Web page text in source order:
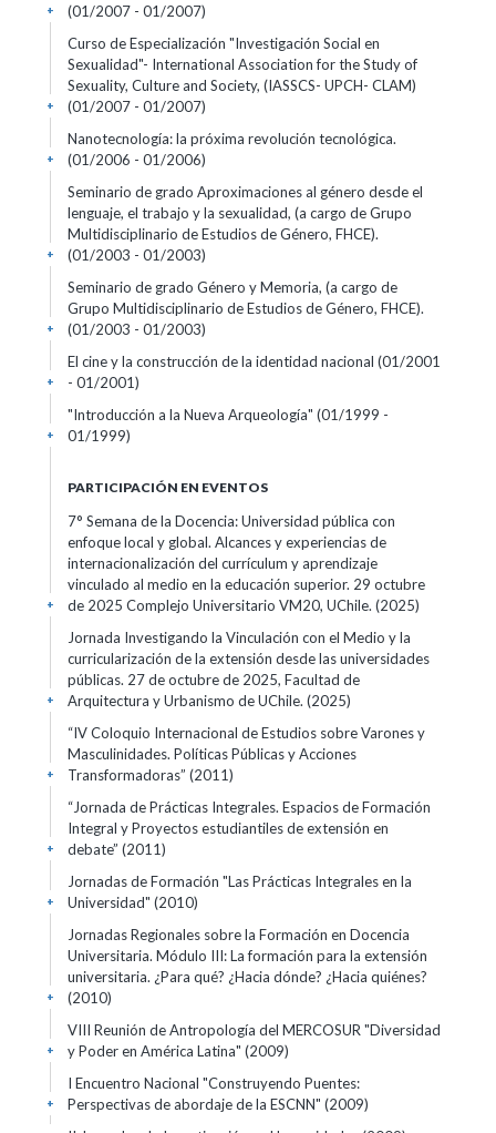
(01/2007 - 01/2007)
+
Curso de Especialización "Investigación Social en
Sexualidad"- International Association for the Study of
Sexuality, Culture and Society, (IASSCS- UPCH- CLAM)
(01/2007 - 01/2007)
+
Nanotecnología: la próxima revolución tecnológica.
(01/2006 - 01/2006)
+
Seminario de grado Aproximaciones al género desde el
lenguaje, el trabajo y la sexualidad, (a cargo de Grupo
Multidisciplinario de Estudios de Género, FHCE).
(01/2003 - 01/2003)
+
Seminario de grado Género y Memoria, (a cargo de
Grupo Multidisciplinario de Estudios de Género, FHCE).
(01/2003 - 01/2003)
+
El cine y la construcción de la identidad nacional (01/2001
- 01/2001)
+
"Introducción a la Nueva Arqueología" (01/1999 -
01/1999)
+
PARTICIPACIÓN EN EVENTOS
7° Semana de la Docencia: Universidad pública con
enfoque local y global. Alcances y experiencias de
internacionalización del currículum y aprendizaje
vinculado al medio en la educación superior. 29 octubre
de 2025 Complejo Universitario VM20, UChile. (2025)
+
Jornada Investigando la Vinculación con el Medio y la
curricularización de la extensión desde las universidades
públicas. 27 de octubre de 2025, Facultad de
Arquitectura y Urbanismo de UChile. (2025)
+
“IV Coloquio Internacional de Estudios sobre Varones y
Masculinidades. Políticas Públicas y Acciones
Transformadoras” (2011)
+
“Jornada de Prácticas Integrales. Espacios de Formación
Integral y Proyectos estudiantiles de extensión en
debate” (2011)
+
Jornadas de Formación "Las Prácticas Integrales en la
Universidad" (2010)
+
Jornadas Regionales sobre la Formación en Docencia
Universitaria. Módulo III: La formación para la extensión
universitaria. ¿Para qué? ¿Hacia dónde? ¿Hacia quiénes?
(2010)
+
VIII Reunión de Antropología del MERCOSUR "Diversidad
y Poder en América Latina" (2009)
+
I Encuentro Nacional "Construyendo Puentes:
Perspectivas de abordaje de la ESCNN" (2009)
+